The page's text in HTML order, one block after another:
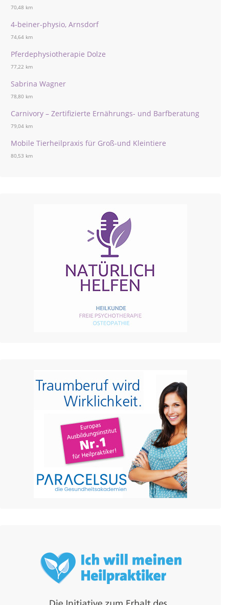
70,48 km
4-beiner-physio, Arnsdorf
74,64 km
Pferdephysiotherapie Dolze
77,22 km
Sabrina Wagner
78,80 km
Carnivory – Zertifizierte Ernährungs- und Barfberatung
79,04 km
Mobile Tierheilpraxis für Groß-und Kleintiere
80,53 km